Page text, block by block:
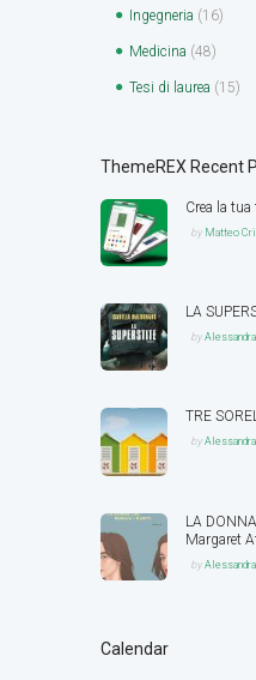
Ingegneria (16)
Medicina (48)
Tesi di laurea (15)
ThemeREX Recent
Crea la
by Matteo
LA
by
TRE
by
LA
Margaret
by
Calendar